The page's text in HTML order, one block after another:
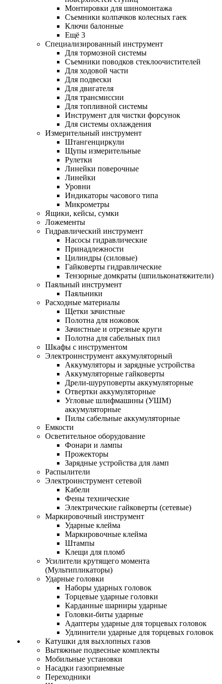
Монтировки для шиномонтажа
Съемники колпачков колесных гаек
Ключи балонные
Ещё 3
Специализированный инструмент
Для тормозной системы
Съемники поводков стеклоочистителей
Для ходовой части
Для подвески
Для двигателя
Для трансмиссии
Для топливной системы
Инструмент для чистки форсунок
Для системы охлаждения
Измерительный инструмент
Штангенциркули
Щупы измерительные
Рулетки
Линейки поверочные
Линейки
Уровни
Индикаторы часового типа
Микрометры
Ящики, кейсы, сумки
Ложементы
Гидравлический инструмент
Насосы гидравлические
Принадлежности
Цилиндры (силовые)
Гайковерты гидравлические
Тензорные домкраты (шпильконатяжители)
Паяльный инструмент
Паяльники
Расходные материалы
Щетки зачистные
Полотна для ножовок
Зачистные и отрезные круги
Полотна для сабельных пил
Шкафы с инструментом
Электроинструмент аккумуляторный
Аккумуляторы и зарядные устройства
Аккумуляторные гайковерты
Дрели-шуруповерты аккумуляторные
Отвертки аккумуляторные
Угловые шлифмашины (УШМ)
аккумуляторные
Пилы сабельные аккумуляторные
Емкости
Осветительное оборудование
Фонари и лампы
Прожекторы
Зарядные устройства для ламп
Распылители
Электроинструмент сетевой
Кабели
Фены технические
Электрические гайковерты (сетевые)
Маркировочный инструмент
Ударные клейма
Маркировочные клейма
Штампы
Клещи для пломб
Усилители крутящего момента
(Мультипликаторы)
Ударные головки
Наборы ударных головок
Торцевые ударные головки
Карданные шарниры ударные
Головки-биты ударные
Адаптеры ударные для торцевых головок
Удлинители ударные для торцевых головок
Катушки для выхлопных газов
Вытяжные подвесные комплекты
Мобильные установки
Насадки газоприемные
Переходники